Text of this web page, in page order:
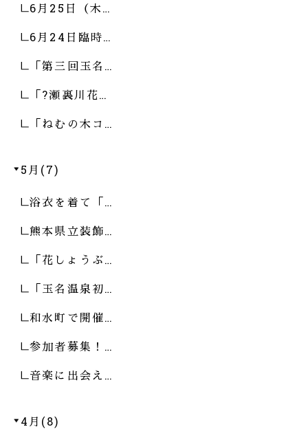
6月25日（木…
6月24日臨時…
「第三回玉名…
「?瀬裏川花…
「ねむの木コ…
5月(7)
浴衣を着て「…
熊本県立装飾…
「花しょうぶ…
「玉名温泉初…
和水町で開催…
参加者募集！…
音楽に出会え…
4月(8)